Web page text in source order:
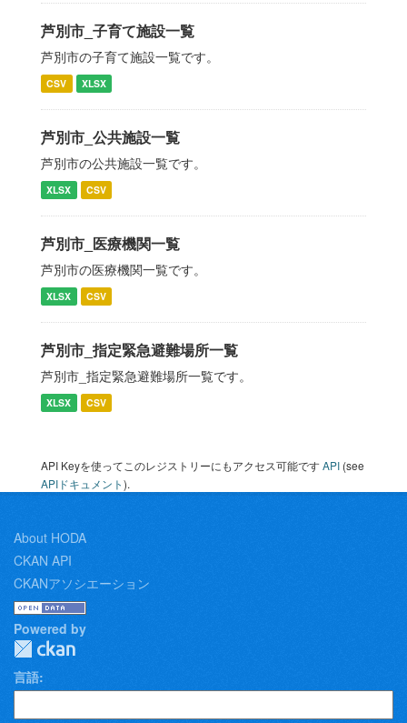
芦別市_子育て施設一覧
芦別市の子育て施設一覧です。
CSV XLSX
芦別市_公共施設一覧
芦別市の公共施設一覧です。
XLSX CSV
芦別市_医療機関一覧
芦別市の医療機関一覧です。
XLSX CSV
芦別市_指定緊急避難場所一覧
芦別市_指定緊急避難場所一覧です。
XLSX CSV
API Keyを使ってこのレジストリーにもアクセス可能ですAPI (see
APIドキュメント).
About HODA
CKAN API
CKANアソシエーション
Powered by
言語